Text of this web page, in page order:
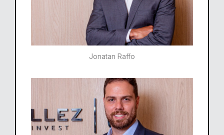
Jonatan Raffo